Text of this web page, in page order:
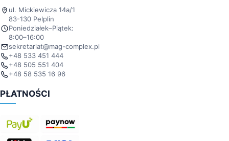
ul. Mickiewicza 14a/1
83-130 Pelplin
Poniedziałek–Piątek:
8:00–16:00
sekretariat@mag-complex.pl
+48 533 451 444
+48 505 551 404
+48 58 535 16 96
PŁATNOŚCI